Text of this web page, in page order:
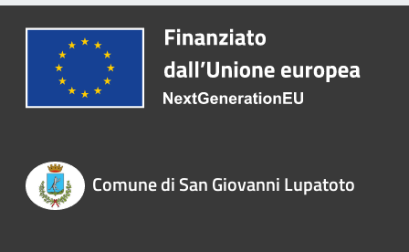
Comune di San Giovanni Lupatoto